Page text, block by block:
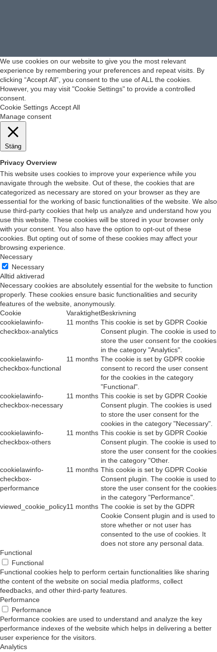
We use cookies on our website to give you the most relevant
experience by remembering your preferences and repeat visits. By
clicking “Accept All”, you consent to the use of ALL the cookies.
However, you may visit "Cookie Settings" to provide a controlled
consent.
Cookie Settings Accept All
Manage consent
Stäng
Privacy Overview
This website uses cookies to improve your experience while you
navigate through the website. Out of these, the cookies that are
categorized as necessary are stored on your browser as they are
essential for the working of basic functionalities of the website. We also
use third-party cookies that help us analyze and understand how you
use this website. These cookies will be stored in your browser only
with your consent. You also have the option to opt-out of these
cookies. But opting out of some of these cookies may affect your
browsing experience.
Necessary
Necessary
Alltid aktiverad
Necessary cookies are absolutely essential for the website to function
properly. These cookies ensure basic functionalities and security
features of the website, anonymously.
Cookie
VaraktighetBeskrivning
cookielawinfo-
checkbox-analytics
11 months This cookie is set by GDPR Cookie
Consent plugin. The cookie is used to
store the user consent for the cookies
in the category "Analytics".
cookielawinfo-
checkbox-functional
11 months The cookie is set by GDPR cookie
consent to record the user consent
for the cookies in the category
"Functional".
cookielawinfo-
checkbox-necessary
11 months This cookie is set by GDPR Cookie
Consent plugin. The cookies is used
to store the user consent for the
cookies in the category "Necessary".
cookielawinfo-
checkbox-others
11 months This cookie is set by GDPR Cookie
Consent plugin. The cookie is used to
store the user consent for the cookies
in the category "Other.
cookielawinfo-
checkbox-
performance
11 months This cookie is set by GDPR Cookie
Consent plugin. The cookie is used to
store the user consent for the cookies
in the category "Performance".
viewed_cookie_policy11 months The cookie is set by the GDPR
Cookie Consent plugin and is used to
store whether or not user has
consented to the use of cookies. It
does not store any personal data.
Functional
Functional
Functional cookies help to perform certain functionalities like sharing
the content of the website on social media platforms, collect
feedbacks, and other third-party features.
Performance
Performance
Performance cookies are used to understand and analyze the key
performance indexes of the website which helps in delivering a better
user experience for the visitors.
Analytics